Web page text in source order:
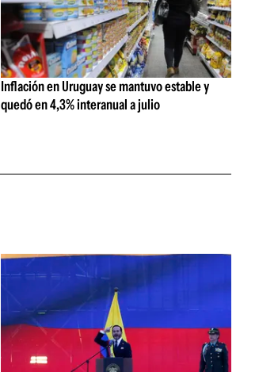
Inflación en Uruguay se mantuvo estable y
quedó en 4,3% interanual a julio